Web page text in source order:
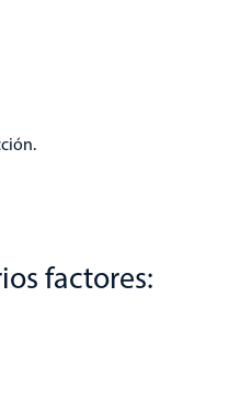
factores: